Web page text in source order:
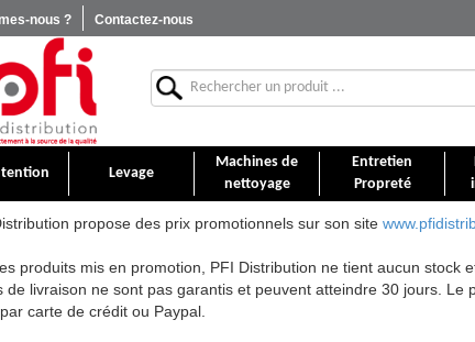
nous ? Contactez-nous
Levage
Machines de
nettoyage
Entretien
Propreté
propose des prix promotionnels sur son site
produits mis en promotion, PFI Distribution ne tient aucun
de livraison ne sont pas garantis et peuvent atteindre 30 jours.
carte de crédit ou Paypal.